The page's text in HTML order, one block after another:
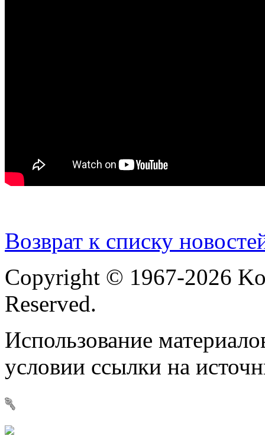
Возврат к списку
Copyright © 1967-2026
Reserved.
Использование
условии ссылки на